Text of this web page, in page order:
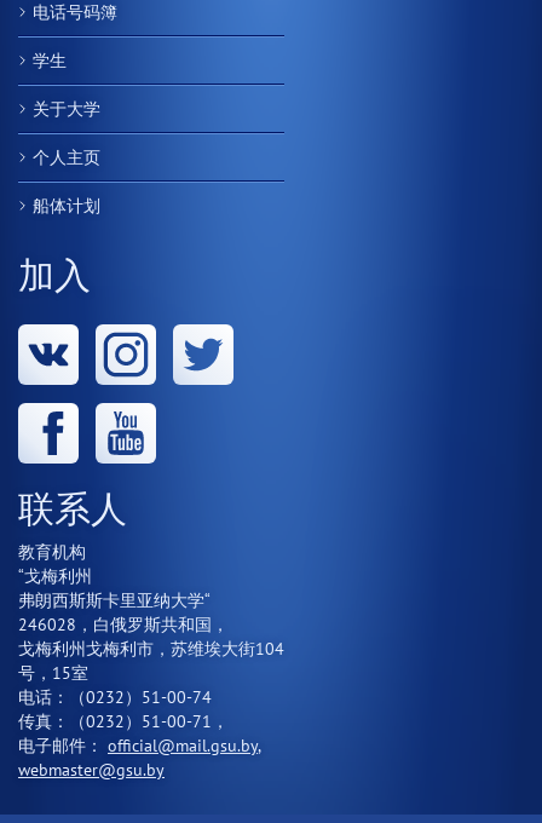
电话号码簿
学生
关于大学
个人主页
船体计划
加入
联系人
教育机构
“戈梅利州
弗朗西斯斯卡里亚纳大学“
246028，白俄罗斯共和国，
戈梅利州戈梅利市，苏维埃大街104
号，15室
电话：（0232）51-00-74
传真：（0232）51-00-71，
电子邮件： official@mail.gsu.by,
webmaster@gsu.by